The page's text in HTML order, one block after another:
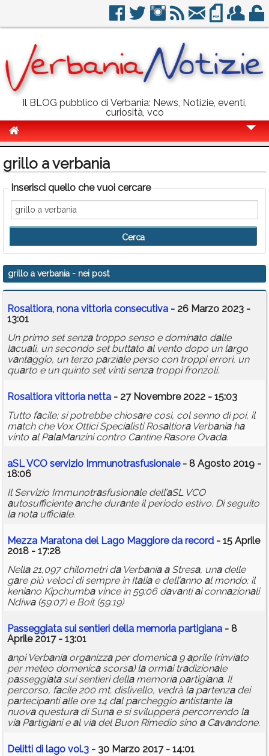
Il BLOG pubblico di Verbania: News, Notizie, eventi,
curiosità, vco
Politica
Sport
Eventi
Info Utili
Rubriche
Calendario
Annunci
grillo a verbania
Inserisci quello che vuoi cercare
grillo a verbania - nei post
Rosaltiora, nona vittoria consecutiva - 26 Marzo 2023 -
13:01
Un primo set senzatroppo senso e dominato dalle
lacuali, un secondo set buttato al vento dopo un largo
vantaggio, un terzo parziale perso con troppi errori, un
quarto e un quinto set vinti senzatroppi fronzoli.
Rosaltiora vittoria netta - 27 Novembre 2022 - 15:03
Tutto facile; si potrebbe chiosare così, col senno di poi, il
match che Vox Ottici Specialisti RosaltioraVerbaniaha
vinto al PalaManzini contro Cantine Rasore Ovada.
aSL VCO servizio Immunotrasfusionale- 8 Agosto 2019 -
18:06
Il Servizio Immunotrasfusionale dell’aSL VCO
autosufficiente anche durante il periodo estivo. Di seguito
lanotaufficiale.
Mezza Maratona del Lago Maggiore da record - 15 Aprile
2018 - 17:28
Nella21,097 chilometri daVerbania aStresa, unadelle
gare più veloci di sempre in Italiae dell’anno al mondo: il
keniano Kipchumbavince in 59:06 davantiai connazionali
Ndiwa(59:07) e Boit (59:19)
Passeggiata sui sentieri della memoria partigiana - 8
Aprile 2017 - 13:01
anpi Verbaniaorganizzaper domenica9 aprile (rinviato
per meteo domenicascorsa) laormai tradizionale
passeggiatasui sentieri dellamemoriapartigiana. Il
percorso, facile 200 mt. dislivello, vedrà lapartenzadei
partecipantialle ore 14 dal parcheggio antistante la
nuovaquesturadi Sunae si svilupperà percorrendo la
viaPartigiani e al viadel Buon Rimedio sino aCavandone.
Delitti di lago vol.3 - 30 Marzo 2017 - 14:01